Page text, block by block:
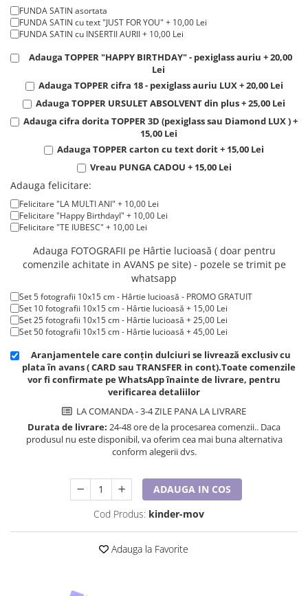
Valentine's Day
Cadouri pentru Bunici
Cadouri Craciun
Cadouri pentru Mama
Cadouri pentru profesori sau absolventi
Cadouri Back to school
Cadouri Traditionale Romanesti
Cadouri pentru CUPLU El & Ea
Cadouri Iubitori de animale
Cadouri GRAVIDE
Cadouri Pensionare
Cadouri Colegi, sefi sau angajati
Cadouri pentru Doctori
Cadouri pentru Sfânta Maria
Martisoare
FUNDA SATIN asortata
FUNDA SATIN cu text "JUST FOR YOU" + 10,00 Lei
FUNDA SATIN cu INSERTII AURII + 10,00 Lei
Adauga TOPPER "HAPPY BIRTHDAY" - pexiglass auriu + 20,00
Lei
Adauga TOPPER cifra 18 - pexiglass auriu LUX + 20,00 Lei
Adauga TOPPER URSULET ABSOLVENT din plus + 25,00 Lei
Adauga cifra dorita TOPPER 3D (pexiglass sau Diamond LUX ) +
15,00 Lei
Adauga TOPPER carton cu text dorit + 15,00 Lei
Vreau PUNGA CADOU + 15,00 Lei
Adauga felicitare:
Felicitare "LA MULTI ANI" + 10,00 Lei
Felicitare "Happy BirthdayI" + 10,00 Lei
Felicitare "TE IUBESC" + 10,00 Lei
Adauga FOTOGRAFII pe Hârtie lucioasă ( doar pentru
comenzile achitate in AVANS pe site) - pozele se trimit pe
whatsapp
Set 5 fotografii 10x15 cm - Hârtie lucioasă - PROMO GRATUIT
Set 10 fotografii 10x15 cm - Hârtie lucioasă + 15,00 Lei
Set 25 fotografii 10x15 cm - Hârtie lucioasă + 25,00 Lei
Set 50 fotografii 10x15 cm - Hârtie lucioasă + 45,00 Lei
Aranjamentele care conțin dulciuri se livrează exclusiv cu
plata în avans ( CARD sau TRANSFER in cont).Toate comenzile
vor fi confirmate pe WhatsApp înainte de livrare, pentru
verificarea detaliilor
LA COMANDA - 3-4 ZILE PANA LA LIVRARE
Durata de livrare: 24-48 ore de la procesarea comenzii.. Daca
produsul nu este disponibil, va oferim cea mai buna alternativa
conform alegerii dvs.
ADAUGA IN COS
Cod Produs: kinder-mov
Adauga la Favorite